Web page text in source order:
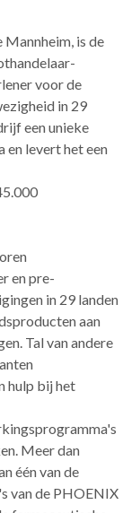
is de
voor de
in 29
een unieke
en levert het een
en pre-
in 29 landen
aan
Tal van andere
hulp bij het
Meer dan
één van de
van de PHOENIX